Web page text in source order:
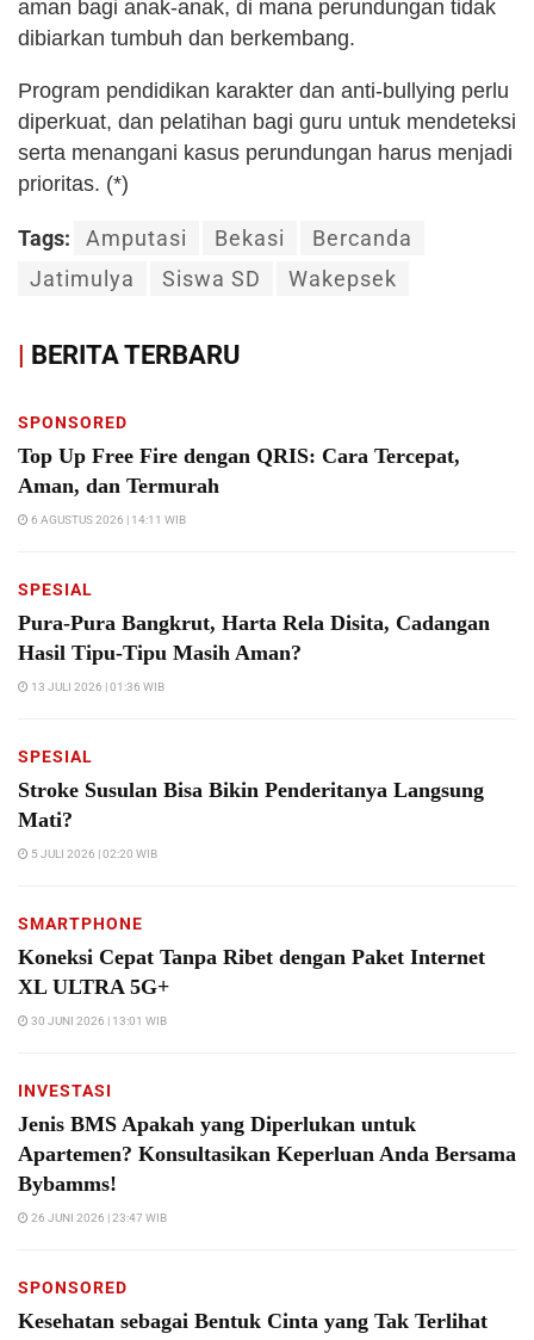
aman bagi anak-anak, di mana perundungan tidak
dibiarkan tumbuh dan berkembang.
Program pendidikan karakter dan anti-bullying perlu
diperkuat, dan pelatihan bagi guru untuk mendeteksi
serta menangani kasus perundungan harus menjadi
prioritas. (*)
Tags: Amputasi Bekasi
Bercanda
Jatimulya
Siswa SD Wakepsek
| BERITA TERBARU
SPONSORED
Top Up Free Fire dengan QRIS: Cara Tercepat,
Aman, dan Termurah
6 AGUSTUS 2026 | 14:11 WIB
SPESIAL
Pura-Pura Bangkrut, Harta Rela Disita, Cadangan
Hasil Tipu-Tipu Masih Aman?
13 JULI 2026 | 01:36 WIB
SPESIAL
Stroke Susulan Bisa Bikin Penderitanya Langsung
Mati?
5 JULI 2026 | 02:20 WIB
SMARTPHONE
Koneksi Cepat Tanpa Ribet dengan Paket Internet
XL ULTRA 5G+
30 JUNI 2026 | 13:01 WIB
INVESTASI
Jenis BMS Apakah yang Diperlukan untuk
Apartemen? Konsultasikan Keperluan Anda Bersama
Bybamms!
26 JUNI 2026 | 23:47 WIB
SPONSORED
Kesehatan sebagai Bentuk Cinta yang Tak Terlihat